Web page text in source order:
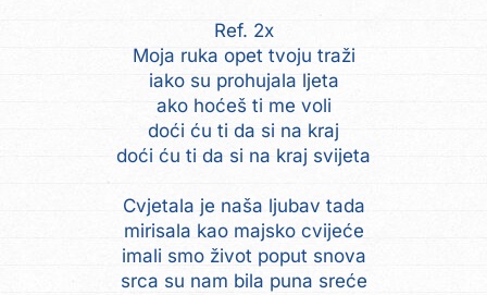
Ref. 2x
Moja ruka opet tvoju traži
iako su prohujala ljeta
ako hoćeš ti me voli
doći ću ti da si na kraj
doći ću ti da si na kraj svijeta
Cvjetala je naša ljubav tada
mirisala kao majsko cvijeće
imali smo život poput snova
srca su nam bila puna sreće